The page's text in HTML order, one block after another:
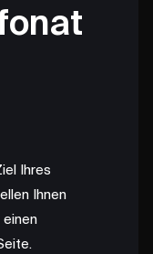
Ihres
Ihnen